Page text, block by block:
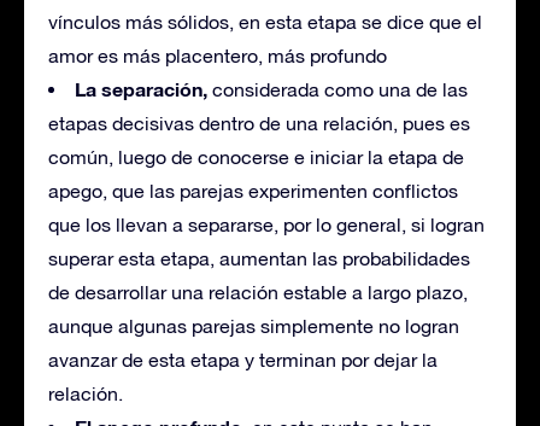
vínculos más sólidos, en esta etapa se dice que el
amor es más placentero, más profundo
La separación, considerada como una de las
etapas decisivas dentro de una relación, pues es
común, luego de conocerse e iniciar la etapa de
apego, que las parejas experimenten conflictos
que los llevan a separarse, por lo general, si logran
superar esta etapa, aumentan las probabilidades
de desarrollar una relación estable a largo plazo,
aunque algunas parejas simplemente no logran
avanzar de esta etapa y terminan por dejar la
relación.